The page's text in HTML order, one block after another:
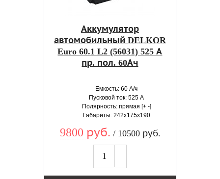
Аккумулятор
автомобильный DELKOR
Euro 60.1 L2 (56031) 525 А
пр. пол. 60Ач
Емкость: 60 А/ч
Пусковой ток: 525 А
Полярность: прямая [+ -]
Габариты: 242x175x190
9800 руб. / 10500 руб.